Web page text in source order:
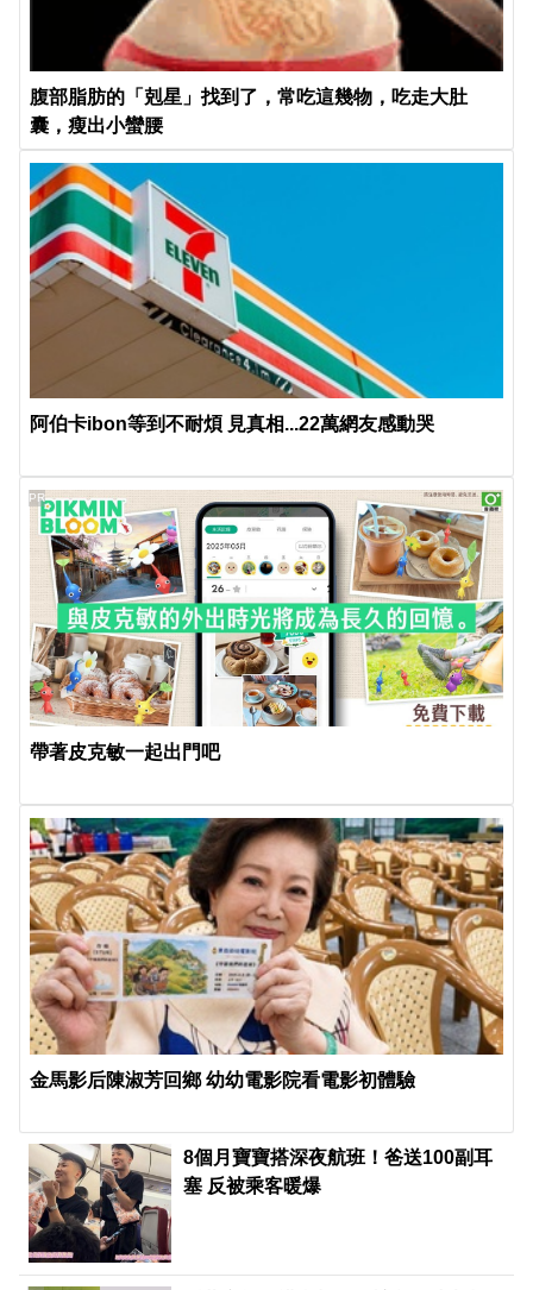
腹部脂肪的「剋星」找到了，常吃這幾物，吃走大肚
囊，瘦出小蠻腰
阿伯卡ibon等到不耐煩 見真相...22萬網友感動哭
帶著皮克敏一起出門吧
PR
金馬影后陳淑芳回鄉 幼幼電影院看電影初體驗
8個月寶寶搭深夜航班！爸送100副耳
塞 反被乘客暖爆